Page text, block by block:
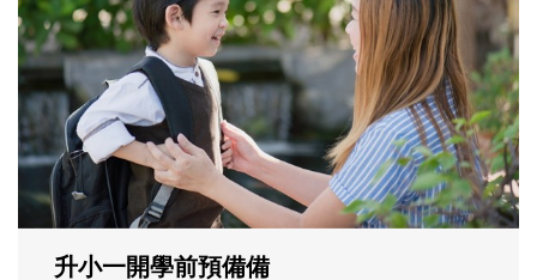
不同模樣
沒有人天生就擅長當爸爸！男人總是在一次
次「前所未有」的體驗中，跟著孩子一起長
大。從給予安全感的肢體遊戲，到獨立自
主、角色認同及解決問題的能力養成。爸爸
正嘗試用不同的模樣，參與孩子每個重要的